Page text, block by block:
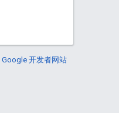
Google 开发者网站